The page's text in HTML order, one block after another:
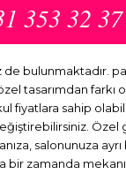
353 32 37
bulunmaktadır.
tasarımdan
sahip
salonunuza
zamanda